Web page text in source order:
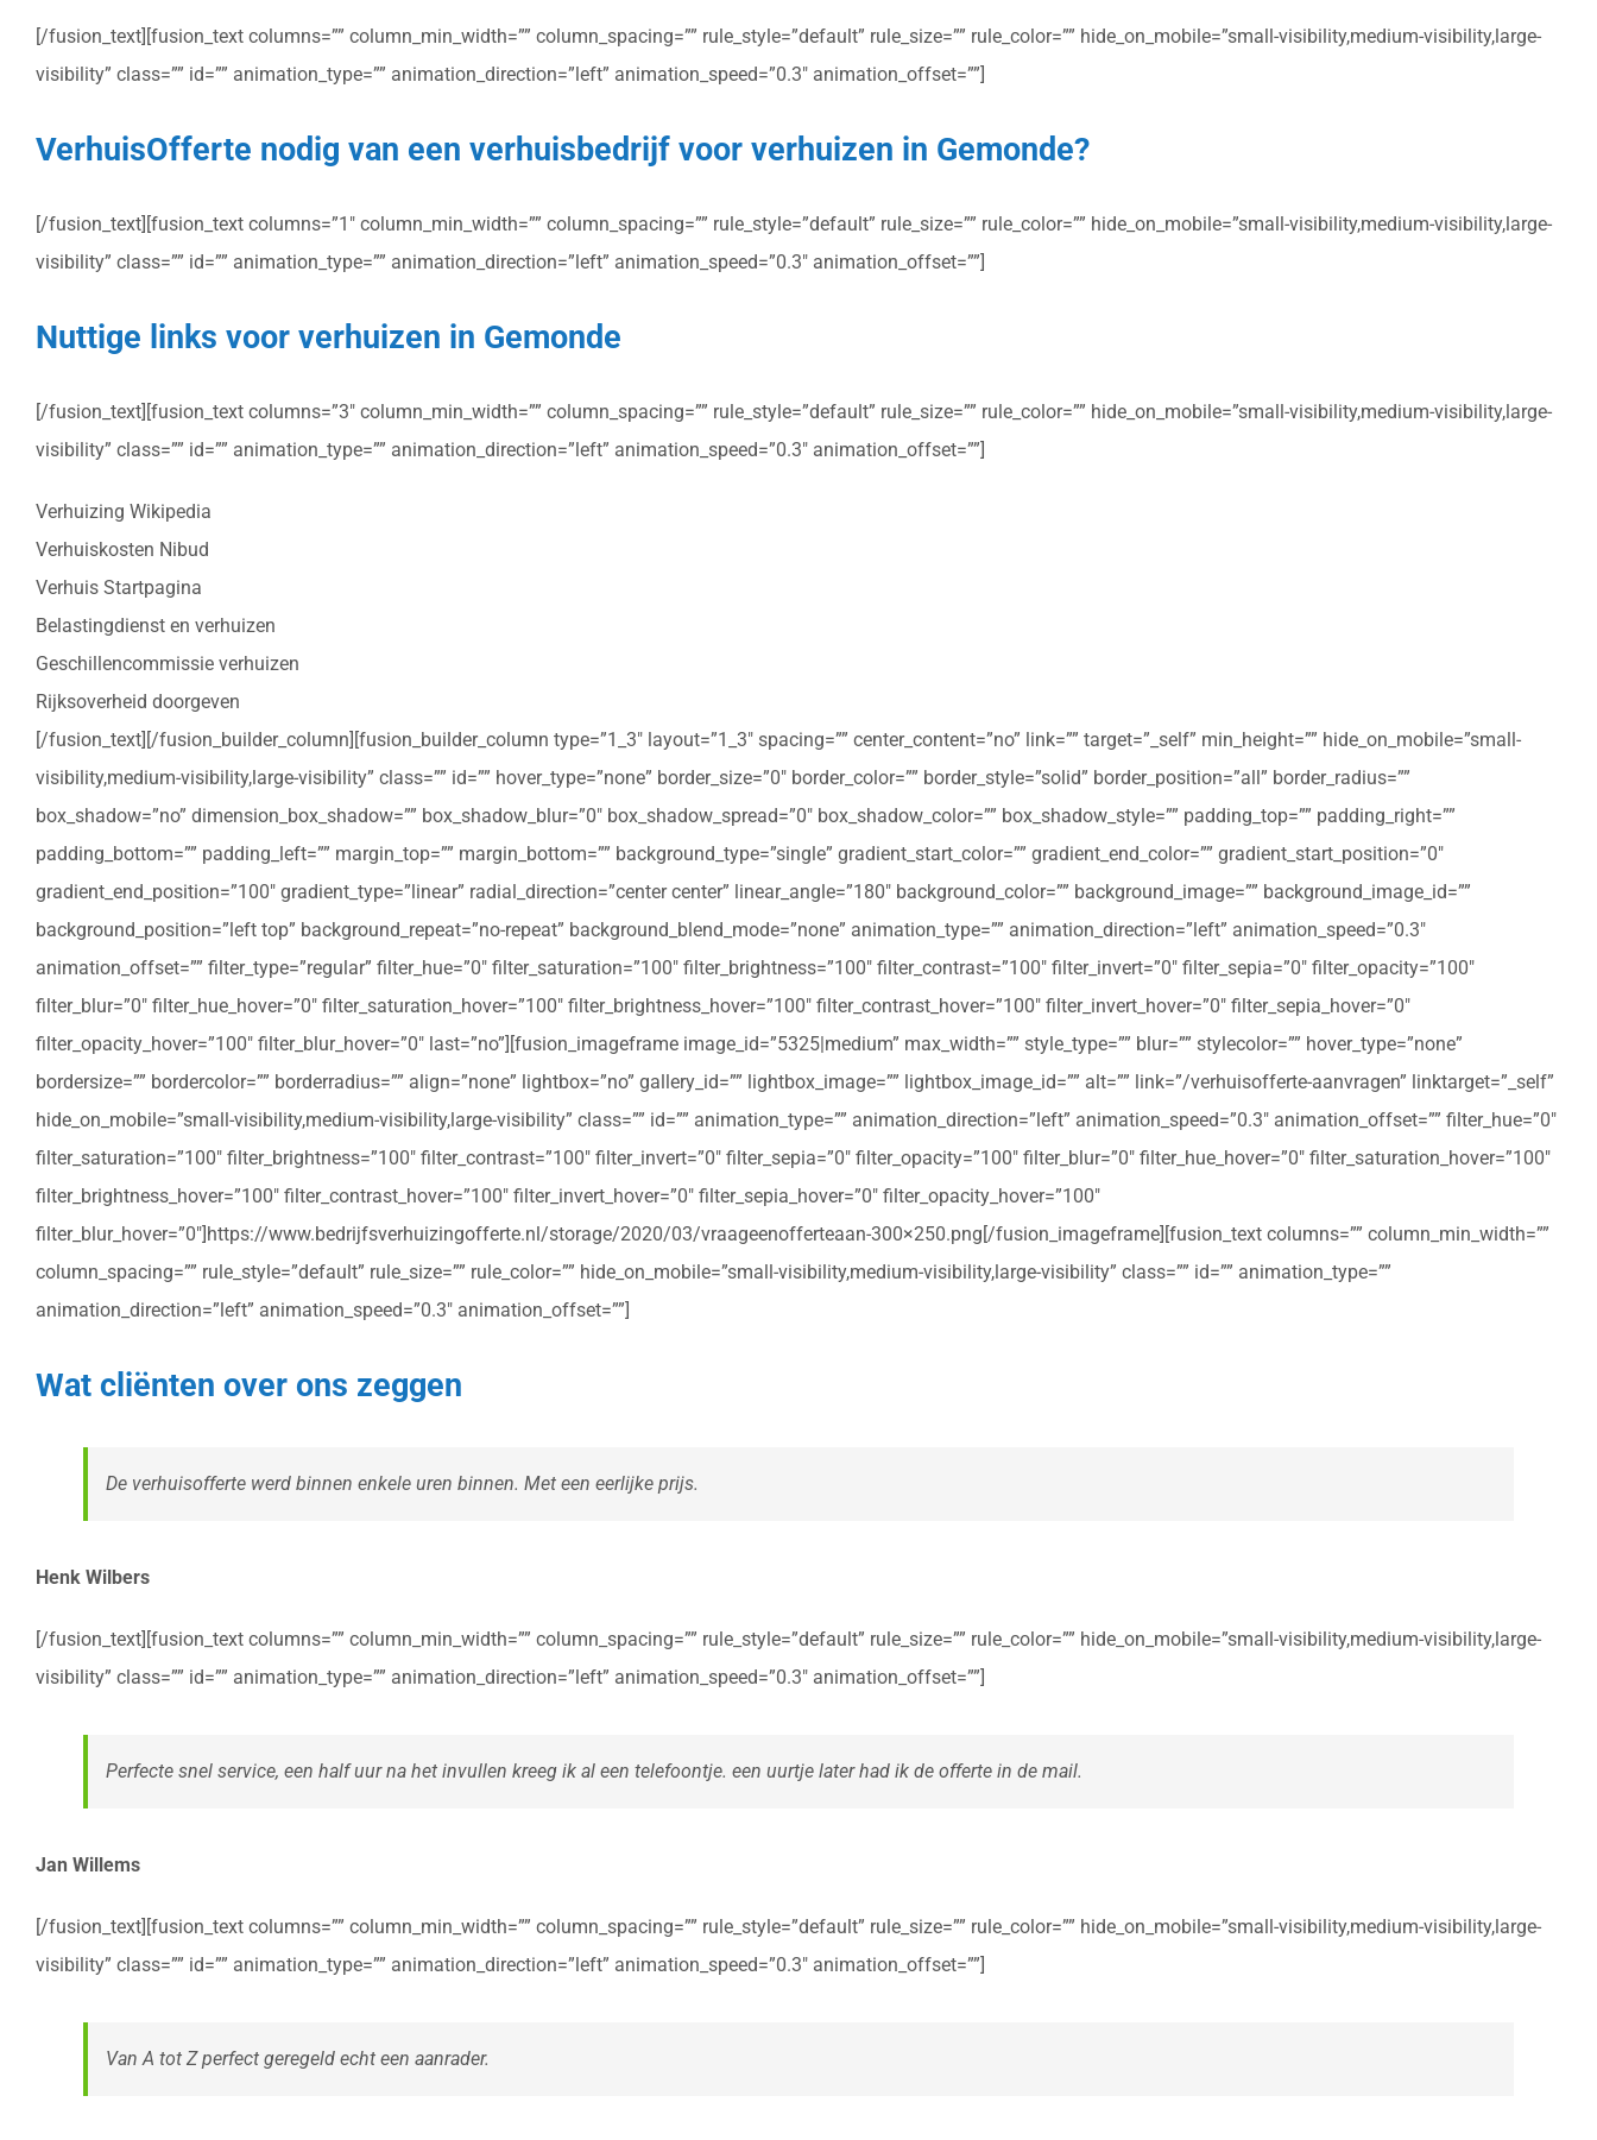
[/fusion_text][fusion_text columns=”” column_min_width=”” column_spacing=”” rule_style=”default” rule_size=”” rule_color=”” hide_on_mobile=”small-visibility,medium-visibility,large-
visibility” class=”” id=”” animation_type=”” animation_direction=”left” animation_speed=”0.3″ animation_offset=””]
VerhuisOfferte nodig van een verhuisbedrijf voor verhuizen in Gemonde?
[/fusion_text][fusion_text columns=”1″ column_min_width=”” column_spacing=”” rule_style=”default” rule_size=”” rule_color=”” hide_on_mobile=”small-visibility,medium-visibility,large-
visibility” class=”” id=”” animation_type=”” animation_direction=”left” animation_speed=”0.3″ animation_offset=””]
Nuttige links voor verhuizen in Gemonde
[/fusion_text][fusion_text columns=”3″ column_min_width=”” column_spacing=”” rule_style=”default” rule_size=”” rule_color=”” hide_on_mobile=”small-visibility,medium-visibility,large-
visibility” class=”” id=”” animation_type=”” animation_direction=”left” animation_speed=”0.3″ animation_offset=””]
Verhuizing Wikipedia
Verhuiskosten Nibud
Verhuis Startpagina
Belastingdienst en verhuizen
Geschillencommissie verhuizen
Rijksoverheid doorgeven
[/fusion_text][/fusion_builder_column][fusion_builder_column type=”1_3″ layout=”1_3″ spacing=”” center_content=”no” link=”” target=”_self” min_height=”” hide_on_mobile=”small-
visibility,medium-visibility,large-visibility” class=”” id=”” hover_type=”none” border_size=”0″ border_color=”” border_style=”solid” border_position=”all” border_radius=””
box_shadow=”no” dimension_box_shadow=”” box_shadow_blur=”0″ box_shadow_spread=”0″ box_shadow_color=”” box_shadow_style=”” padding_top=”” padding_right=””
padding_bottom=”” padding_left=”” margin_top=”” margin_bottom=”” background_type=”single” gradient_start_color=”” gradient_end_color=”” gradient_start_position=”0″
gradient_end_position=”100″ gradient_type=”linear” radial_direction=”center center” linear_angle=”180″ background_color=”” background_image=”” background_image_id=””
background_position=”left top” background_repeat=”no-repeat” background_blend_mode=”none” animation_type=”” animation_direction=”left” animation_speed=”0.3″
animation_offset=”” filter_type=”regular” filter_hue=”0″ filter_saturation=”100″ filter_brightness=”100″ filter_contrast=”100″ filter_invert=”0″ filter_sepia=”0″ filter_opacity=”100″
filter_blur=”0″ filter_hue_hover=”0″ filter_saturation_hover=”100″ filter_brightness_hover=”100″ filter_contrast_hover=”100″ filter_invert_hover=”0″ filter_sepia_hover=”0″
filter_opacity_hover=”100″ filter_blur_hover=”0″ last=”no”][fusion_imageframe image_id=”5325|medium” max_width=”” style_type=”” blur=”” stylecolor=”” hover_type=”none”
bordersize=”” bordercolor=”” borderradius=”” align=”none” lightbox=”no” gallery_id=”” lightbox_image=”” lightbox_image_id=”” alt=”” link=”/verhuisofferte-aanvragen” linktarget=”_self”
hide_on_mobile=”small-visibility,medium-visibility,large-visibility” class=”” id=”” animation_type=”” animation_direction=”left” animation_speed=”0.3″ animation_offset=”” filter_hue=”0″
filter_saturation=”100″ filter_brightness=”100″ filter_contrast=”100″ filter_invert=”0″ filter_sepia=”0″ filter_opacity=”100″ filter_blur=”0″ filter_hue_hover=”0″ filter_saturation_hover=”100″
filter_brightness_hover=”100″ filter_contrast_hover=”100″ filter_invert_hover=”0″ filter_sepia_hover=”0″ filter_opacity_hover=”100″
filter_blur_hover=”0″]https://www.bedrijfsverhuizingofferte.nl/storage/2020/03/vraageenofferteaan-300×250.png[/fusion_imageframe][fusion_text columns=”” column_min_width=””
column_spacing=”” rule_style=”default” rule_size=”” rule_color=”” hide_on_mobile=”small-visibility,medium-visibility,large-visibility” class=”” id=”” animation_type=””
animation_direction=”left” animation_speed=”0.3″ animation_offset=””]
Wat cliënten over ons zeggen
De verhuisofferte werd binnen enkele uren binnen. Met een eerlijke prijs.
Henk Wilbers
[/fusion_text][fusion_text columns=”” column_min_width=”” column_spacing=”” rule_style=”default” rule_size=”” rule_color=”” hide_on_mobile=”small-visibility,medium-visibility,large-
visibility” class=”” id=”” animation_type=”” animation_direction=”left” animation_speed=”0.3″ animation_offset=””]
Perfecte snel service, een half uur na het invullen kreeg ik al een telefoontje. een uurtje later had ik de offerte in de mail.
Jan Willems
[/fusion_text][fusion_text columns=”” column_min_width=”” column_spacing=”” rule_style=”default” rule_size=”” rule_color=”” hide_on_mobile=”small-visibility,medium-visibility,large-
visibility” class=”” id=”” animation_type=”” animation_direction=”left” animation_speed=”0.3″ animation_offset=””]
Van A tot Z perfect geregeld echt een aanrader.